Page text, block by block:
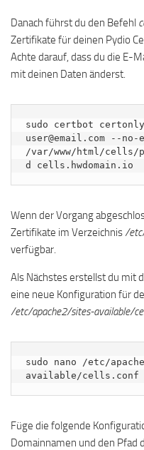
Danach führst du den Befehl
Zertifikate für deinen Pydio
Achte darauf, dass du die E-
mit deinen Daten änderst.
sudo certbot
user@email.com --
/var/www/html/cells/
d cells.hwdomain.io
Wenn der Vorgang
Zertifikate im Verzeichnis /
verfügbar.
Als Nächstes erstellst du mit
eine neue Konfiguration für
/etc/apache2/sites-available/
sudo nano /etc/
available/cells.conf
Füge die folgende
Domainnamen und den Pfad